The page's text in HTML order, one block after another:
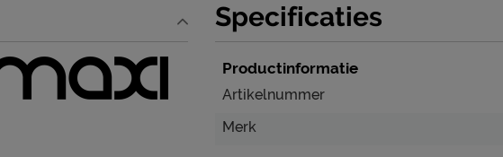
Specificaties
Productinformatie
Artikelnummer
Merk